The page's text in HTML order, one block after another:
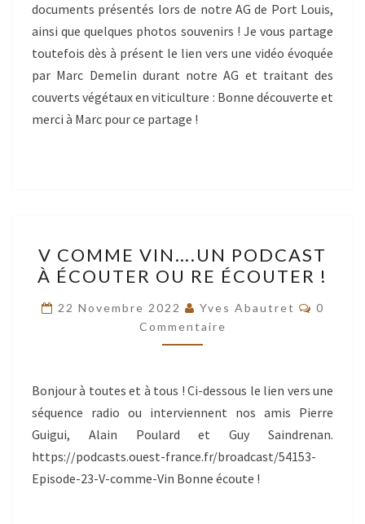
SCHREIBER
ÉVOQUÉE
LORS
DE
NOTRE
AG
documents présentés lors de notre AG de Port Louis,
ainsi que quelques photos souvenirs ! Je vous partage
toutefois dès à présent le lien vers une vidéo évoquée
par Marc Demelin durant notre AG et traitant des
couverts végétaux en viticulture : Bonne découverte et
merci à Marc pour ce partage !
COMME
VIN….UN
PODCAST
À
ÉCOUTER
RE
ÉCOUTER
V COMME VIN….UN PODCAST
À ÉCOUTER OU RE ÉCOUTER !
22 Novembre 2022 Yves Abautret
0
Commentaire
Bonjour à toutes et à tous ! Ci-dessous le lien vers une
séquence radio ou interviennent nos amis Pierre
Guigui, Alain Poulard et Guy Saindrenan.
https://podcasts.ouest-france.fr/broadcast/54153-
Episode-23-V-comme-Vin Bonne écoute !